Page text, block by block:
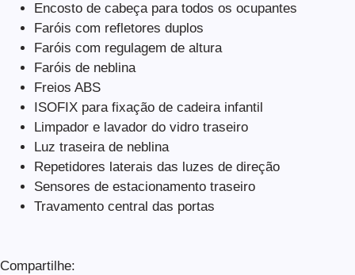
Encosto de cabeça para todos os ocupantes
Faróis com refletores duplos
Faróis com regulagem de altura
Faróis de neblina
Freios ABS
ISOFIX para fixação de cadeira infantil
Limpador e lavador do vidro traseiro
Luz traseira de neblina
Repetidores laterais das luzes de direção
Sensores de estacionamento traseiro
Travamento central das portas
Compartilhe: